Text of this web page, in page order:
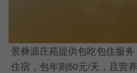
景彝源庄苑提供包吃包住服
住宿，包年则50元/天，且营